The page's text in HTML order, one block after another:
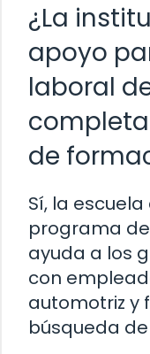
¿La
apoyo
laboral
de
Sí, la
programa
ayuda a los
con
automotriz y
búsqueda